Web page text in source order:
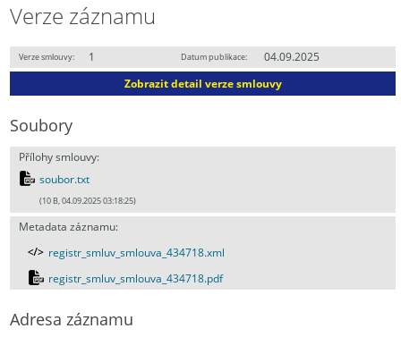
Verze záznamu
Verze smlouvy: 1 Datum publikace:
04.09.2025
Zobrazit detail verze smlouvy
Soubory
Přílohy smlouvy:
soubor.txt
(10 B, 04.09.2025 03:18:25)
Metadata záznamu:
registr_smluv_smlouva_434718.xml
registr_smluv_smlouva_434718.pdf
Adresa záznamu